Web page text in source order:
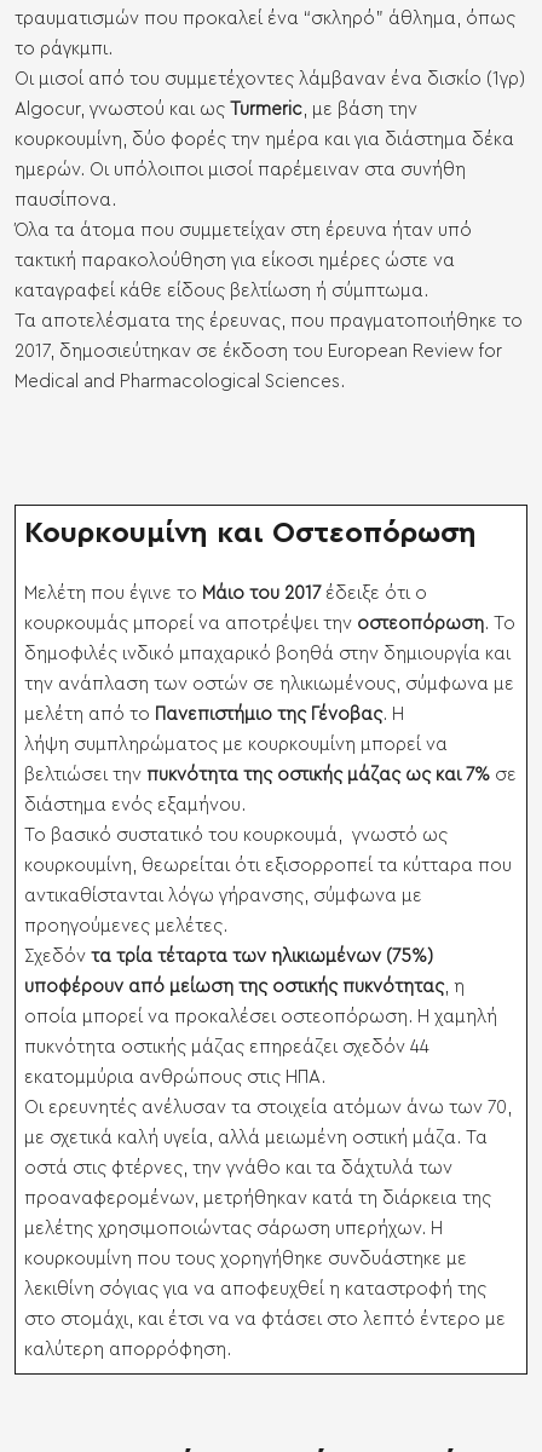
τραυματισμών που προκαλεί ένα “σκληρό” άθλημα, όπως
το ράγκμπι.
Οι μισοί από του συμμετέχοντες λάμβαναν ένα δισκίο (1γρ)
Algocur, γνωστού και ως
Turmeric, με βάση την
κουρκουμίνη, δύο φορές την ημέρα και για διάστημα δέκα
ημερών. Οι υπόλοιποι μισοί παρέμειναν στα συνήθη
παυσίπονα.
Όλα τα άτομα που συμμετείχαν στη έρευνα ήταν υπό
τακτική παρακολούθηση για είκοσι ημέρες ώστε να
καταγραφεί κάθε είδους βελτίωση ή σύμπτωμα.
Τα αποτελέσματα της έρευνας, που πραγματοποιήθηκε το
2017, δημοσιεύτηκαν σε έκδοση του European Review for
Medical and Pharmacological Sciences .
Κουρκουμίνη και Οστεοπόρωση
Μελέτη που έγινε το Μάιο του 2017 έδειξε ότι ο
κουρκουμάς μπορεί να αποτρέψει την οστεοπόρωση. Το
δημοφιλές ινδικό μπαχαρικό βοηθά στην δημιουργία και
την ανάπλαση των οστών σε ηλικιωμένους, σύμφωνα με
μελέτη από το
Πανεπιστήμιο της Γένοβας. Η
λήψη συμπληρώματος με κουρκουμίνη μπορεί να
βελτιώσει την πυκνότητα της οστικής μάζας ως και 7% σε
διάστημα ενός εξαμήνου.
Το βασικό συστατικό του κουρκουμά, γνωστό ως
κουρκουμίνη, θεωρείται ότι εξισορροπεί τα κύτταρα που
αντικαθίστανται λόγω γήρανσης, σύμφωνα με
προηγούμενες μελέτες.
Σχεδόν τα τρία τέταρτα των ηλικιωμένων (75%)
υποφέρουν από μείωση της οστικής πυκνότητας, η
οποία μπορεί να προκαλέσει οστεοπόρωση. Η χαμηλή
πυκνότητα οστικής μάζας επηρεάζει σχεδόν 44
εκατομμύρια ανθρώπους στις ΗΠΑ.
Οι ερευνητές ανέλυσαν τα στοιχεία ατόμων άνω των 70,
με σχετικά καλή υγεία, αλλά μειωμένη οστική μάζα. Τα
οστά στις φτέρνες, την γνάθο και τα δάχτυλά των
προαναφερομένων, μετρήθηκαν κατά τη διάρκεια της
μελέτης χρησιμοποιώντας σάρωση υπερήχων. Η
κουρκουμίνη που τους χορηγήθηκε συνδυάστηκε με
λεκιθίνη σόγιας για να αποφευχθεί η καταστροφή της
στο στομάχι, και έτσι να να φτάσει στο λεπτό έντερο με
καλύτερη απορρόφηση.